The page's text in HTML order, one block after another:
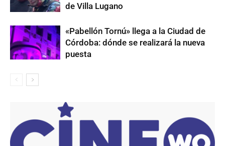
de Villa Lugano
«Pabellón Tornú» llega a la Ciudad de
Córdoba: dónde se realizará la nueva
puesta